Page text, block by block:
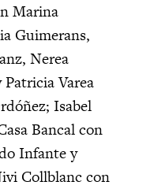
Marina
Guimerans,
Nerea
Varea
Isabel
Bancal con
Infante y
Collblanc con